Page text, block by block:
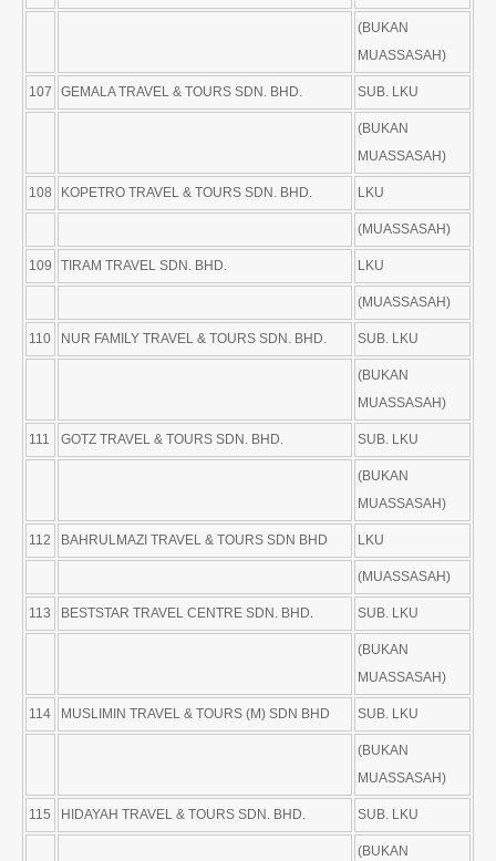
(BUKAN
MUASSASAH)
107 GEMALA TRAVEL & TOURS SDN. BHD. SUB. LKU
(BUKAN
MUASSASAH)
108 KOPETRO TRAVEL & TOURS SDN. BHD. LKU
(MUASSASAH)
109 TIRAM TRAVEL SDN. BHD. LKU
(MUASSASAH)
110 NUR FAMILY TRAVEL & TOURS SDN. BHD. SUB. LKU
(BUKAN
MUASSASAH)
111 GOTZ TRAVEL & TOURS SDN. BHD. SUB. LKU
(BUKAN
MUASSASAH)
112 BAHRULMAZI TRAVEL & TOURS SDN BHD LKU
(MUASSASAH)
113 BESTSTAR TRAVEL CENTRE SDN. BHD. SUB. LKU
(BUKAN
MUASSASAH)
114 MUSLIMIN TRAVEL & TOURS (M) SDN BHD SUB. LKU
(BUKAN
MUASSASAH)
115 HIDAYAH TRAVEL & TOURS SDN. BHD. SUB. LKU
(BUKAN